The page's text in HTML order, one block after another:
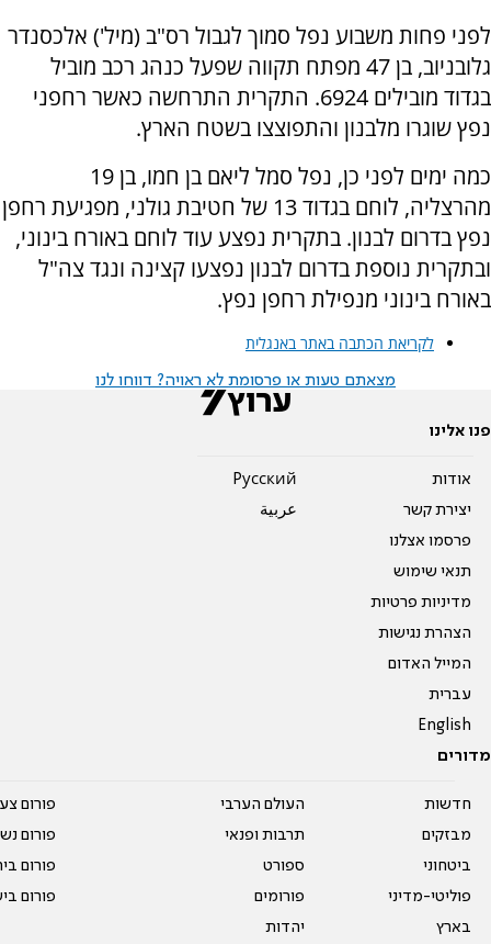
לפני פחות משבוע נפל סמוך לגבול רס"ב (מיל') אלכסנדר
גלובניוב, בן 47 מפתח תקווה שפעל כנהג רכב מוביל
בגדוד מובילים 6924. התקרית התרחשה כאשר רחפני
נפץ שוגרו מלבנון והתפוצצו בשטח הארץ.
כמה ימים לפני כן, נפל סמל ליאם בן חמו, בן 19
מהרצליה, לוחם בגדוד 13 של חטיבת גולני, מפגיעת רחפן
נפץ בדרום לבנון. בתקרית נפצע עוד לוחם באורח בינוני,
ובתקרית נוספת בדרום לבנון נפצעו קצינה ונגד צה"ל
באורח בינוני מנפילת רחפן נפץ.
לקריאת הכתבה באתר באנגלית
מצאתם טעות או פרסומת לא ראויה? דווחו לנו
פנו אלינו
אודות
יצירת קשר
פרסמו אצלנו
תנאי שימוש
מדיניות פרטיות
הצהרת נגישות
המייל האדום
עברית
English
Pусский
عربية
מדורים
חדשות
מבזקים
ביטחוני
פוליטי-מדיני
בארץ
העולם הערבי
תרבות ופנאי
ספורט
פורומים
יהדות
פורום
פורום
פורום
פורום